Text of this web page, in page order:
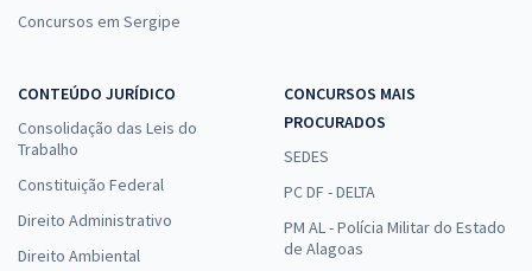
Concursos em Sergipe
CONTEÚDO JURÍDICO
Consolidação das Leis do
Trabalho
Constituição Federal
Direito Administrativo
Direito Ambiental
CONCURSOS MAIS
PROCURADOS
SEDES
PC DF - DELTA
PM AL - Polícia Militar do Estado
de Alagoas